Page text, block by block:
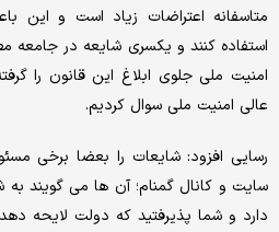
متاسفانه اعتراضات زیاد است و این
استفاده کنند و یکسری شایعه در جامعه
امنیت ملی جلوی ابلاغ این قانون را
عالی امنیت ملی سوال کردیم.
رسایی افزود: شایعات را بعضا برخی
سایت و کانال گمنام؛ آن ها می گویند به
دارد و شما پذیرفتید که دولت لایحه